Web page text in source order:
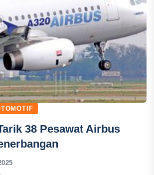
38 Pesawat Airbus